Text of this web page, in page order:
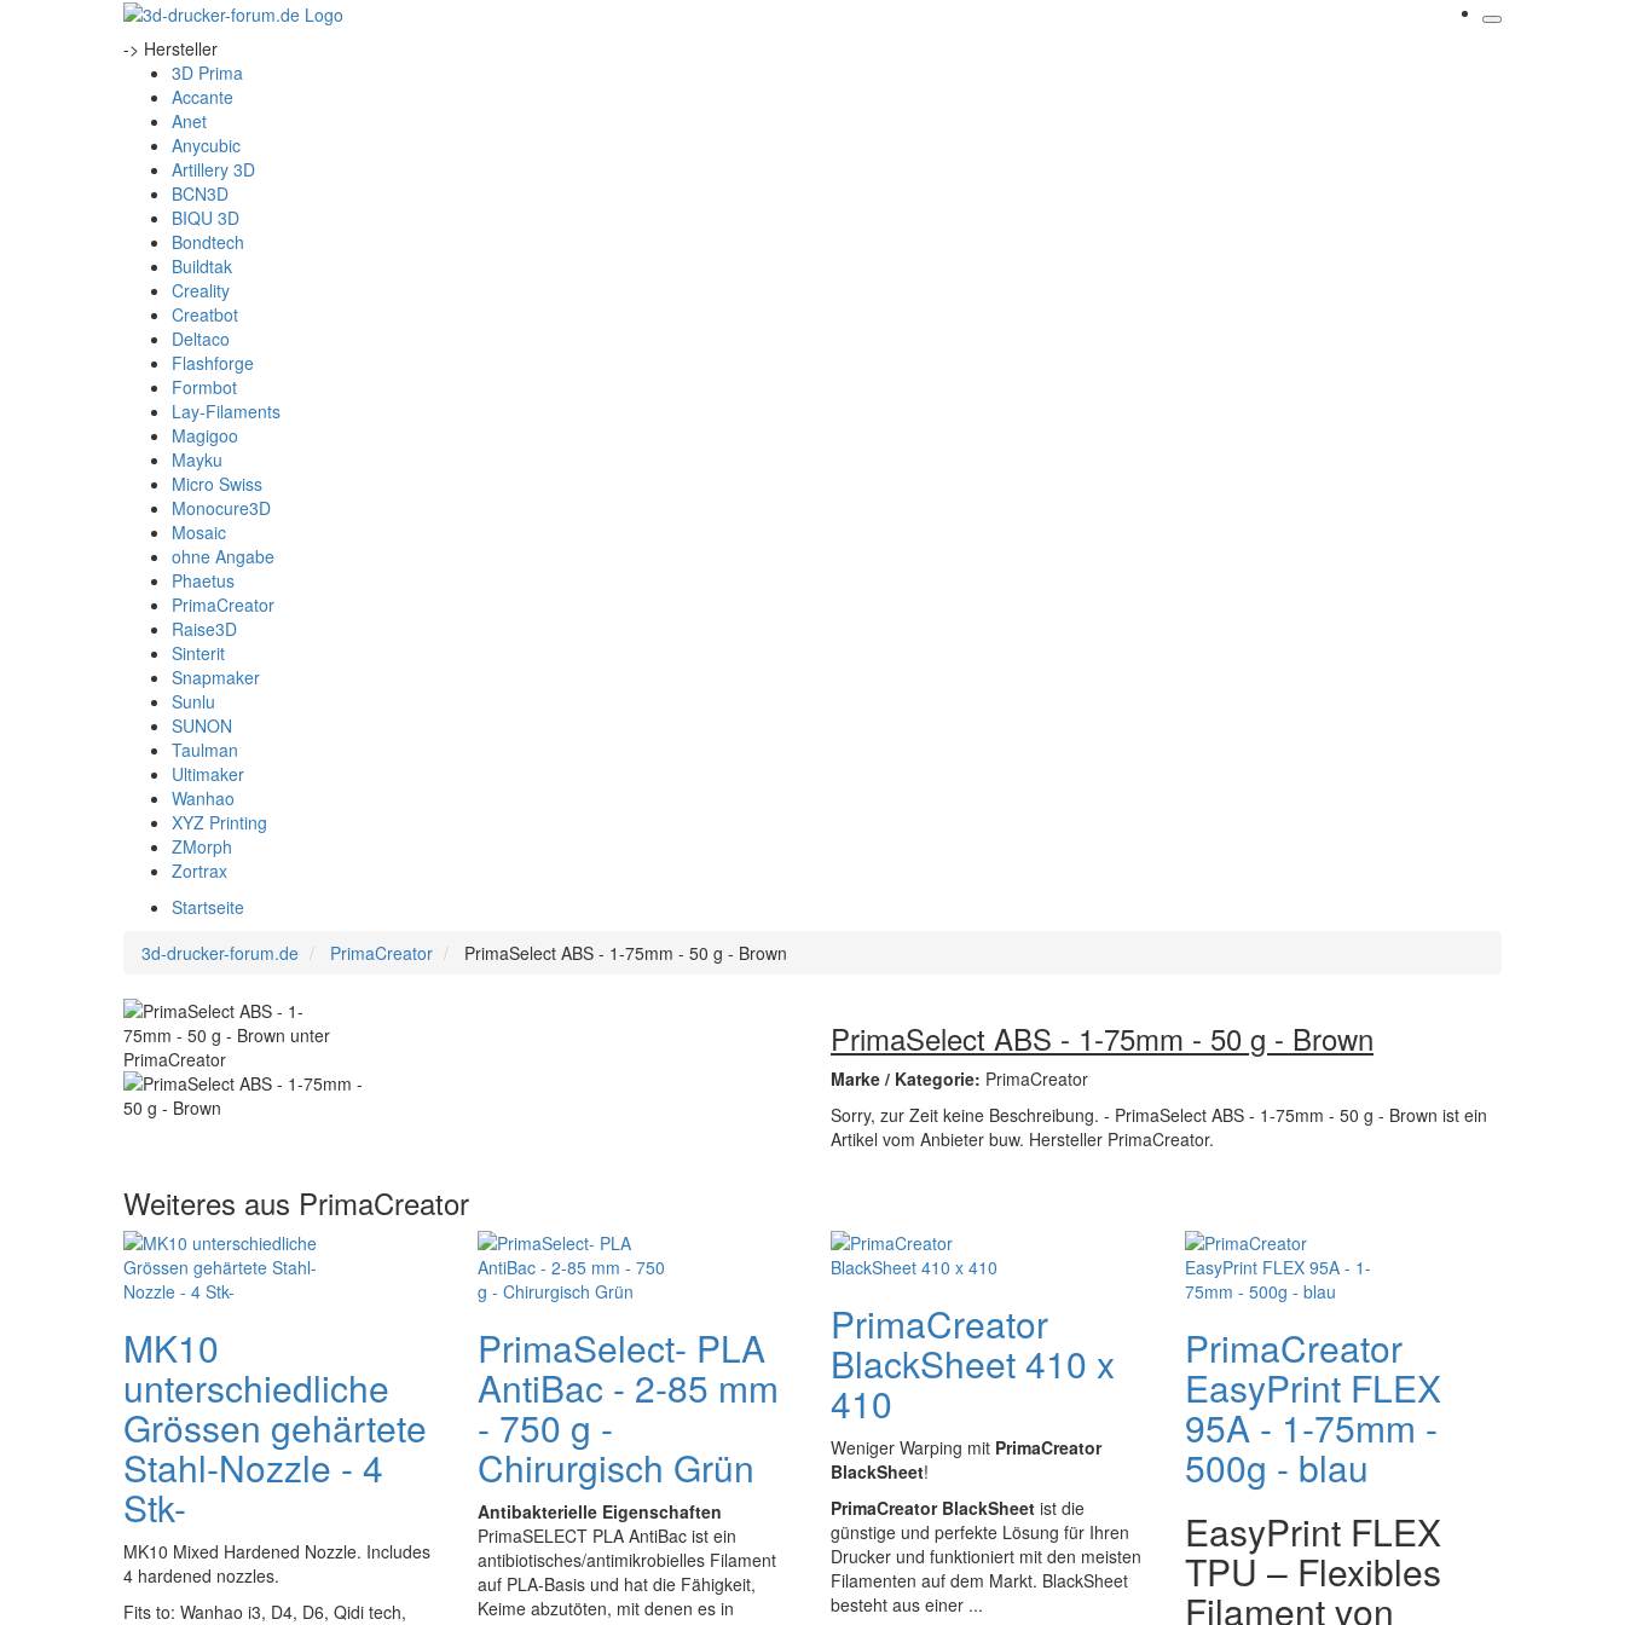
-> Hersteller
3D Prima
Accante
Anet
Anycubic
Artillery 3D
BCN3D
BIQU 3D
Bondtech
Buildtak
Creality
Creatbot
Deltaco
Flashforge
Formbot
Lay-Filaments
Magigoo
Mayku
Micro Swiss
Monocure3D
Mosaic
ohne Angabe
Phaetus
PrimaCreator
Raise3D
Sinterit
Snapmaker
Sunlu
SUNON
Taulman
Ultimaker
Wanhao
XYZ Printing
ZMorph
Zortrax
Startseite
3d-drucker-forum.de
PrimaCreator PrimaSelect ABS - 1-75mm - 50 g - Brown
PrimaSelect ABS - 1-75mm - 50 g - Brown
Marke / Kategorie: PrimaCreator
Sorry, zur Zeit keine Beschreibung. - PrimaSelect ABS - 1-75mm - 50 g - Brown ist ein
Artikel vom Anbieter buw. Hersteller PrimaCreator.
Weiteres aus PrimaCreator
MK10
unterschiedliche
Grössen gehärtete
Stahl-Nozzle - 4
Stk-
MK10 Mixed Hardened Nozzle. Includes
4 hardened nozzles.
Fits to: Wanhao i3, D4, D6, Qidi tech,
PrimaSelect- PLA
AntiBac - 2-85 mm
- 750 g -
Chirurgisch Grün
Antibakterielle Eigenschaften
PrimaSELECT PLA AntiBac ist ein
antibiotisches/antimikrobielles Filament
auf PLA-Basis und hat die Fähigkeit,
Keime abzutöten, mit denen es in
PrimaCreator
BlackSheet 410 x
410
Weniger Warping mit PrimaCreator
BlackSheet!
PrimaCreator BlackSheet ist die
günstige und perfekte Lösung für Ihren
Drucker und funktioniert mit den meisten
Filamenten auf dem Markt. BlackSheet
besteht aus einer ...
PrimaCreator
EasyPrint FLEX
95A - 1-75mm -
500g - blau
EasyPrint FLEX
TPU – Flexibles
Filament von